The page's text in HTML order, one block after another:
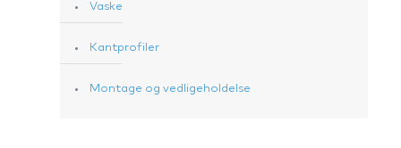
Vaske
Kantprofiler
Montage og vedligeholdelse